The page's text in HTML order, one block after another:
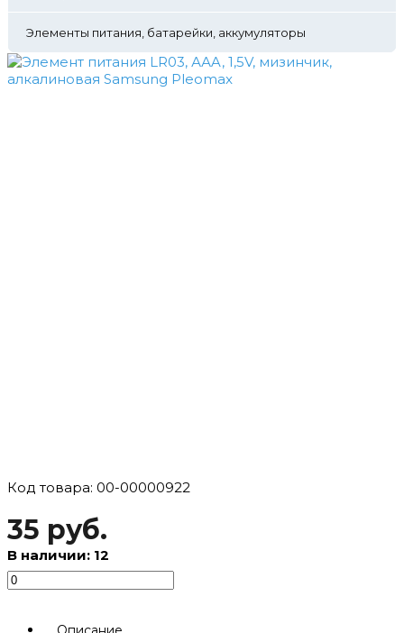
Элементы питания, батарейки, аккумуляторы
Код товара: 00-00000922
35 руб.
В наличии: 12